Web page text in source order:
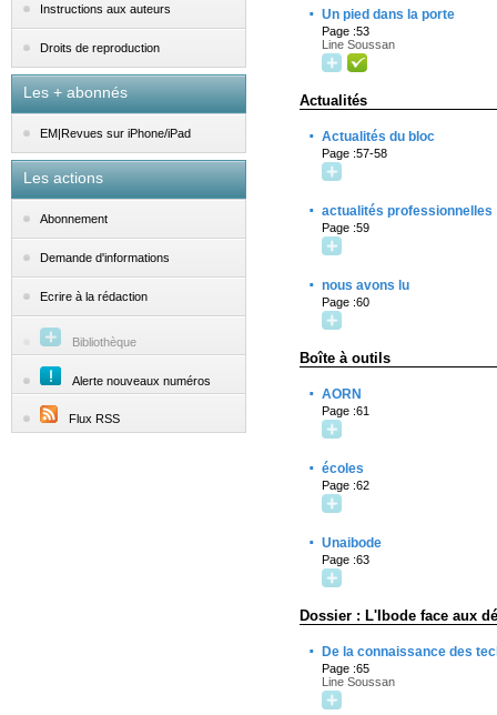
Instructions aux auteurs
Droits de reproduction
Les + abonnés
EM|Revues sur iPhone/iPad
Les actions
Abonnement
Demande d'informations
Ecrire à la rédaction
Bibliothèque
Alerte nouveaux numéros
Flux RSS
· Un pied dans la porte
Page :53
Line Soussan
Actualités
· Actualités du bloc
Page :57-58
· actualités professionnelles
Page :59
· nous avons lu
Page :60
Boîte à outils
· AORN
Page :61
· écoles
Page :62
· Unaibode
Page :63
Dossier : L'Ibode face aux
· De la connaissance des
Page :65
Line Soussan